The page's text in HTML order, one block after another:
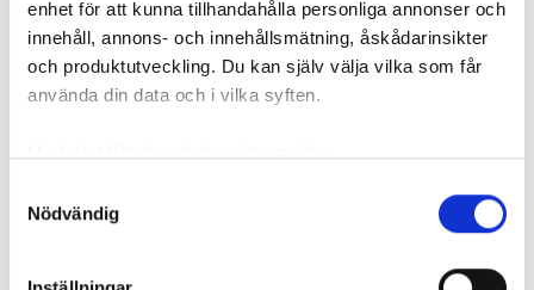
enhet för att kunna tillhandahålla personliga annonser och
innehåll, annons- och innehållsmätning, åskådarinsikter
och produktutveckling. Du kan själv välja vilka som får
använda din data och i vilka syften.
som kan ha en noggrannhet på upp till flera meter
Nödvändig
200-300 EUR
mer än 300 EUR
Morgon
NZOZ Diaverum Lublin Kraśnicka
Lublin, Polen
5,1 km från stadskärnan
Per behandlingen
Reservera